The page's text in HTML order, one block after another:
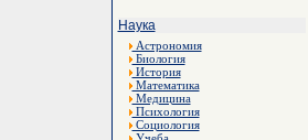
Наука
Астрономия
Биология
История
Математика
Медицина
Психология
Социология